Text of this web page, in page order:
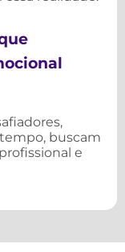
buscam
e